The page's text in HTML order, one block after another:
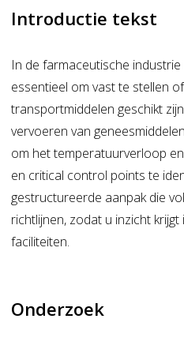
Introductie tekst
In de farmaceutische
essentieel om vast te stellen
transportmiddelen geschikt
vervoeren van
om het temperatuurverloop
en critical control points te
gestructureerde aanpak die
richtlijnen, zodat u inzicht
faciliteiten.
Onderzoek